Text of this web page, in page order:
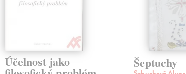
Účelnost jako Šeptuchy